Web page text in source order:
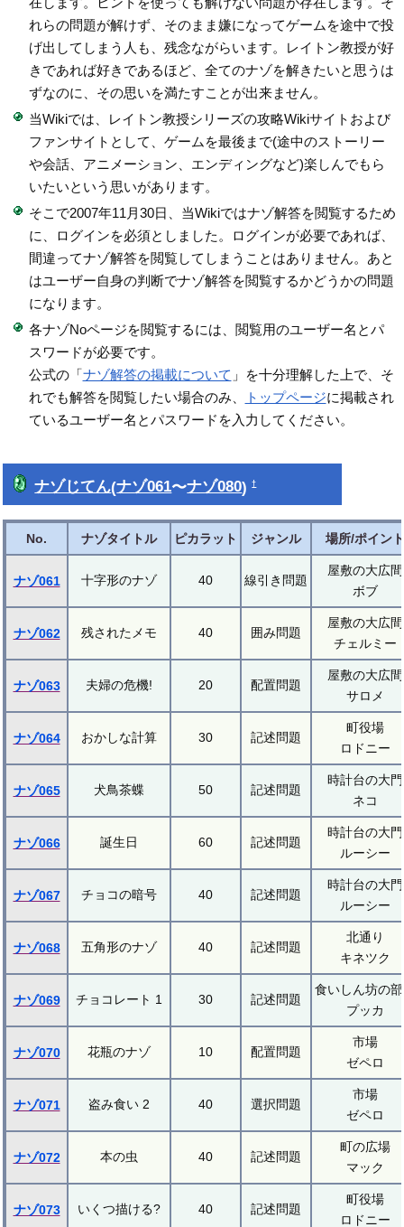
れらの問題が解けず、そのまま嫌になってゲームを途中で投
げ出してしまう人も、残念ながらいます。レイトン教授が好
きであれば好きであるほど、全てのナゾを解きたいと思うは
ずなのに、その思いを満たすことが出来ません。
当Wikiでは、レイトン教授シリーズの攻略Wikiサイトおよび
ファンサイトとして、ゲームを最後まで(途中のストーリー
や会話、アニメーション、エンディングなど)楽しんでもら
いたいという思いがあります。
そこで2007年11月30日、当Wikiではナゾ解答を閲覧するため
に、ログインを必須としました。ログインが必要であれば、
間違ってナゾ解答を閲覧してしまうことはありません。あと
はユーザー自身の判断でナゾ解答を閲覧するかどうかの問題
になります。
各ナゾNoページを閲覧するには、閲覧用のユーザー名とパ
スワードが必要です。
公式の「ナゾ解答の掲載について 」を十分理解した上で、そ
れでも解答を閲覧したい場合のみ、
トップページに掲載され
ているユーザー名とパスワードを入力してください。
ナゾじてん(ナゾ061〜ナゾ080)†
No. ナゾタイトル ピカラット ジャンル 場所/ポイント
ナゾ061 十字形のナゾ 40 線引き問題
屋敷の大広間
ボブ
ナゾ062 残されたメモ 40 囲み問題
屋敷の大広間
チェルミー
ナゾ063 夫婦の危機! 20 配置問題
屋敷の大広間
サロメ
ナゾ064 おかしな計算 30 記述問題
町役場
ロドニー
ナゾ065 犬鳥茶蝶 50 記述問題
時計台の大門
ネコ
ナゾ066 誕生日 60 記述問題
時計台の大門
ルーシー
ナゾ067 チョコの暗号 40 記述問題
時計台の大門
ルーシー
ナゾ068 五角形のナゾ 40 記述問題
北通り
キネツク
ナゾ069 チョコレート 1 30 記述問題
食いしん坊の
プッカ
ナゾ070 花瓶のナゾ 10 配置問題
市場
ゼペロ
ナゾ071 盗み食い 2 40 選択問題
市場
ゼペロ
ナゾ072 本の虫 40 記述問題
町の広場
マック
ナゾ073 いくつ描ける? 40 記述問題
町役場
ロドニー